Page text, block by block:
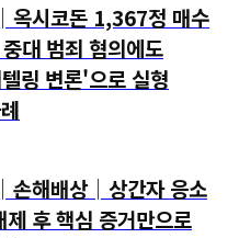
시코돈 1,367정 매수
대 범죄 혐의에도
링 변론'으로 실형
해배상│상간자 응소
후 핵심 증거만으로